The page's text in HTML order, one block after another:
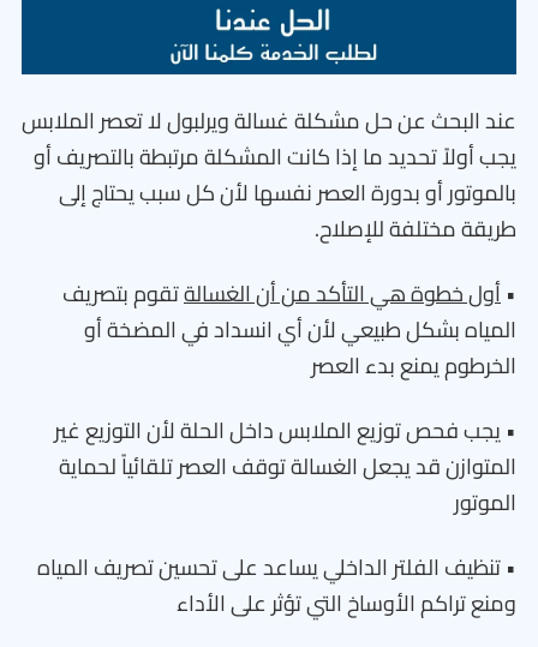
عند البحث عن حل مشكلة غسالة ويرلبول لا تعصر الملابس
يجب أولاً تحديد ما إذا كانت المشكلة مرتبطة بالتصريف أو
بالموتور أو بدورة العصر نفسها لأن كل سبب يحتاج إلى
طريقة مختلفة للإصلاح.
•أول خطوة هي التأكد من أن الغسالةتقوم بتصريف
المياه بشكل طبيعي لأن أي انسداد في المضخة أو
الخرطوم يمنع بدء العصر
• يجب فحص توزيع الملابس داخل الحلة لأن التوزيع غير
المتوازن قد يجعل الغسالة توقف العصر تلقائياً لحماية
الموتور
• تنظيف الفلتر الداخلي يساعد على تحسين تصريف المياه
ومنع تراكم الأوساخ التي تؤثر على الأداء